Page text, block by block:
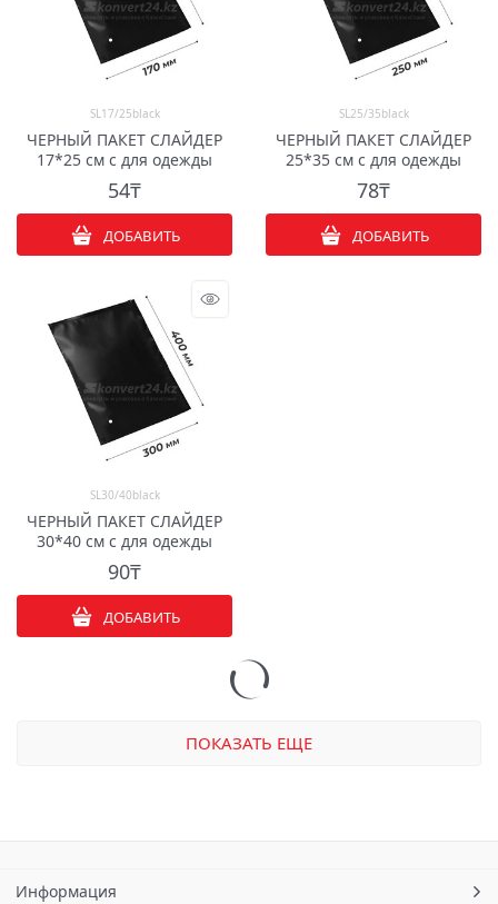
SL17/25black
ЧЕРНЫЙ ПАКЕТ СЛАЙДЕР
17*25 см с для одежды
54₸
ДОБАВИТЬ
SL25/35black
ЧЕРНЫЙ ПАКЕТ СЛАЙДЕР
25*35 см с для одежды
78₸
ДОБАВИТЬ
SL30/40black
ЧЕРНЫЙ ПАКЕТ СЛАЙДЕР
30*40 см с для одежды
90₸
ДОБАВИТЬ
ПОКАЗАТЬ ЕЩЕ
Информация